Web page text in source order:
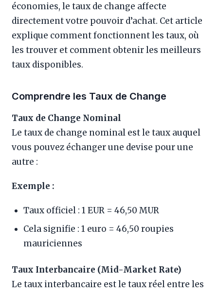
économies, le taux de change affecte
directement votre pouvoir d’achat. Cet article
explique comment fonctionnent les taux, où
les trouver et comment obtenir les meilleurs
taux disponibles.
Comprendre les Taux de Change
Taux de Change Nominal
Le taux de change nominal est le taux auquel
vous pouvez échanger une devise pour une
autre :
Exemple :
Taux officiel : 1 EUR = 46,50 MUR
Cela signifie : 1 euro = 46,50 roupies
mauriciennes
Taux Interbancaire (Mid-Market Rate)
Le taux interbancaire est le taux réel entre les